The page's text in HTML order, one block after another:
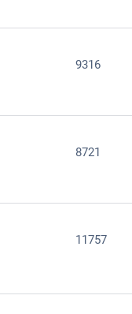
9316
8721
11757